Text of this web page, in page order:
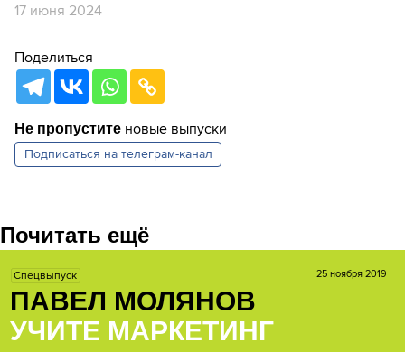
17 июня 2024
Поделиться
Не пропустите новые выпуски
Подписаться на телеграм-канал
Почитать ещё
Спецвыпуск 25 ноября 2019
ПАВЕЛ МОЛЯНОВ
УЧИТЕ МАРКЕТИНГ